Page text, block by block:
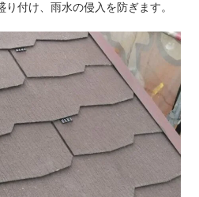
付け、雨水の侵入を防ぎます。